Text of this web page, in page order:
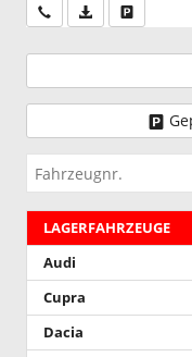
Wir rufen Sie an
PDF-Datei,
Fahrzeugnr.
LAGERFAHRZEUGE
Audi
Cupra
Dacia